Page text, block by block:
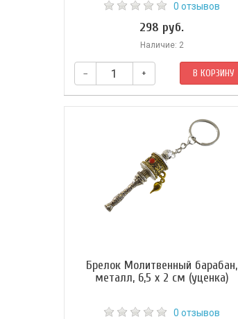
0 отзывов
298 руб.
Наличие: 2
– + В КОРЗИНУ
Брелок Молитвенный барабан,
металл, 6,5 x 2 см (уценка)
0 отзывов